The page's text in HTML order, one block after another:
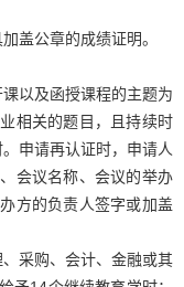
盖公章的成绩证明。
以及函授课程的主题为
相关的题目，且持续时
申请再认证时，申请人
会议名称、会议的举办
方的负责人签字或加盖
采购、会计、金融或其